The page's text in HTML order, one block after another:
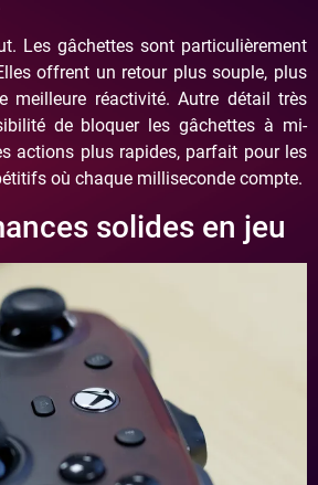
Les gâchettes sont particulièrement
offrent un retour plus souple, plus
meilleure réactivité. Autre détail très
de bloquer les gâchettes à mi-
actions plus rapides, parfait pour les
où chaque milliseconde compte.
solides en jeu